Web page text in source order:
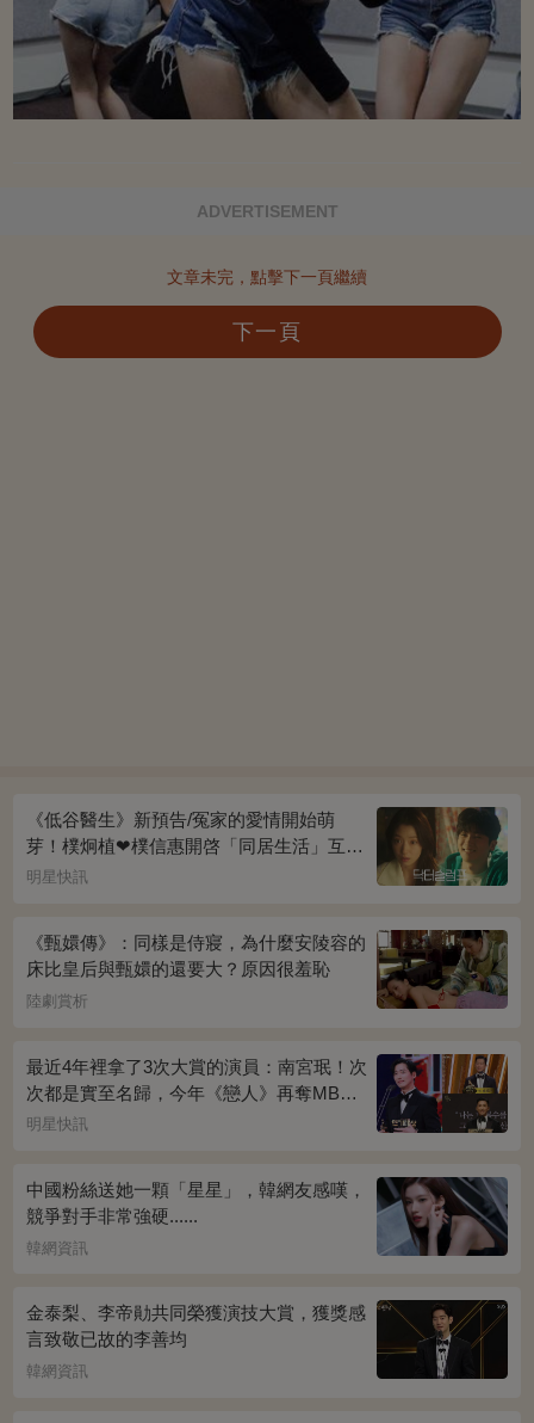
ADVERTISEMENT
文章未完，點擊下一頁繼續
下一頁
《低谷醫生》新預告/冤家的愛情開始萌
芽！樸炯植❤樸信惠開啓「同居生活」互相
共鳴、安慰~
明星快訊
《甄嬛傳》：同樣是侍寢，為什麼安陵容的
床比皇后與甄嬛的還要大？原因很羞恥
陸劇賞析
最近4年裡拿了3次大賞的演員：南宮珉！次
次都是實至名歸，今年《戀人》再奪MBC
演技大賞
明星快訊
中國粉絲送她一顆「星星」，韓網友感嘆，
競爭對手非常強硬......
韓網資訊
金泰梨、李帝勛共同榮獲演技大賞，獲獎感
言致敬已故的李善均
韓網資訊